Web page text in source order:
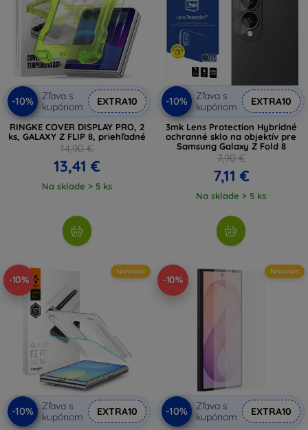
-10%
Zľava s
kupónom
EXTRA10
RINGKE COVER DISPLAY PRO, 2
ks, GALAXY Z FLIP 8, priehľadné
14,90 €
13,41 €
Na sklade > 5 ks
-10%
Zľava s
kupónom
EXTRA10
3mk Lens Protection Hybridné
ochranné sklo na objektív pre
Samsung Galaxy Z Fold 8
7,90 €
7,11 €
Na sklade > 5 ks
-10%
Novinka
-10%
Zľava s
kupónom
EXTRA10
-10%
Novinka
-10%
Zľava s
kupónom
EXTRA10